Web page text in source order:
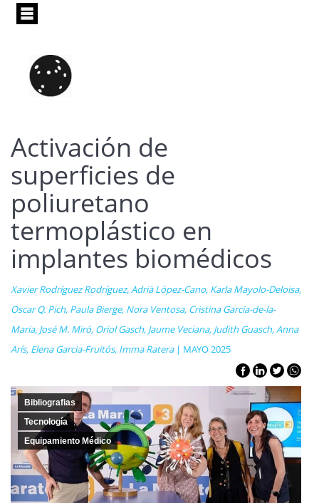
Pasar
principal
Activación de
superficies de
poliuretano
termoplástico en
implantes biomédicos
Xavier Rodríguez Rodríguez, Adrià López-Cano, Karla Mayolo-Deloisa,
Oscar Q. Pich, Paula Bierge, Nora Ventosa, Cristina García-de-la-
Maria, José M. Miró, Oriol Gasch, Jaume Veciana, Judith Guasch, Anna
Arís, Elena Garcia-Fruitós, Imma Ratera| MAYO 2025
Bibliografias
Tecnología
Equipamiento Médico